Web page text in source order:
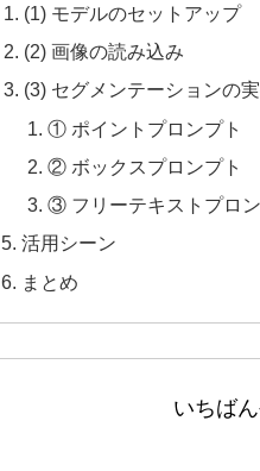
(1) モデルのセットアップ
(2) 画像の読み込み
(3) セグメンテーションの
① ポイントプロンプト
② ボックスプロンプト
③ フリーテキストプロン
5. 活用シーン
6. まとめ
いちば